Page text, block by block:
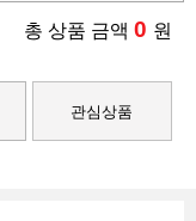
총 상품 금액 0 원
관심상품